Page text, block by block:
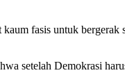
fasis untuk
setelah Demokrasi